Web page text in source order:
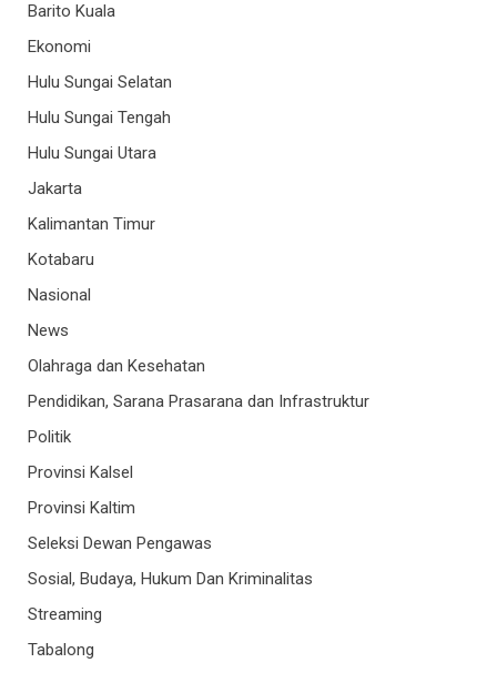
Barito Kuala
Ekonomi
Hulu Sungai Selatan
Hulu Sungai Tengah
Hulu Sungai Utara
Jakarta
Kalimantan Timur
Kotabaru
Nasional
News
Olahraga dan Kesehatan
Pendidikan, Sarana Prasarana dan Infrastruktur
Politik
Provinsi Kalsel
Provinsi Kaltim
Seleksi Dewan Pengawas
Sosial, Budaya, Hukum Dan Kriminalitas
Streaming
Tabalong